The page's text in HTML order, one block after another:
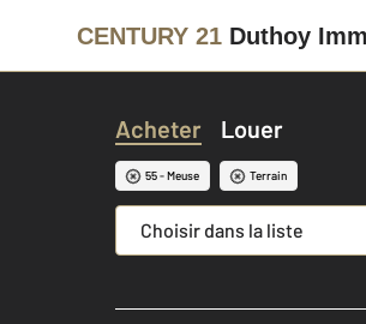
CENTURY 21 Duthoy
Acheter Louer
55 - Meuse Terrain
Choisir dans la liste